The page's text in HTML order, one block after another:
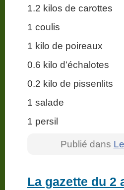
1.2 kilos de carottes
1 coulis
1 kilo de poireaux
0.6 kilo d’échalotes
0.2 kilo de pissenlits
1 salade
1 persil
Publié dans
La gazette du 2